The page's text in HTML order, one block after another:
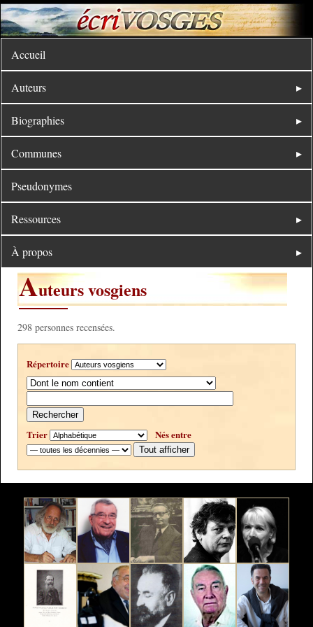
Accueil
Auteurs
Biographies
Communes
Pseudonymes
Ressources
À propos
Auteurs vosgiens
298 personnes recensées.
Répertoire
Rechercher
Trier Nés entre
Tout afficher